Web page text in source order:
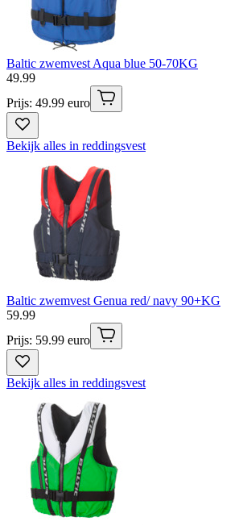
Baltic zwemvest Aqua blue 50-70KG
49.99
Prijs: 49.99 euro
Bekijk alles in reddingsvest
Baltic zwemvest Genua red/ navy 90+KG
59.99
Prijs: 59.99 euro
Bekijk alles in reddingsvest